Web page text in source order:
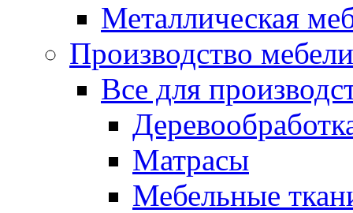
Металлическая
Производство мебели
Все для
Матрасы
Мебельные